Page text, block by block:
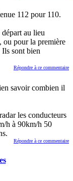
112 pour 110.
au lieu
ou pour la première
sont bien
Répondre à ce commentaire
savoir combien il
les conducteurs
h à 90km/h 50
Répondre à ce commentaire